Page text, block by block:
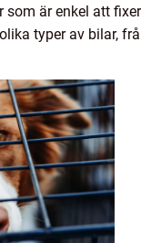
är enkel att
typer av bilar,